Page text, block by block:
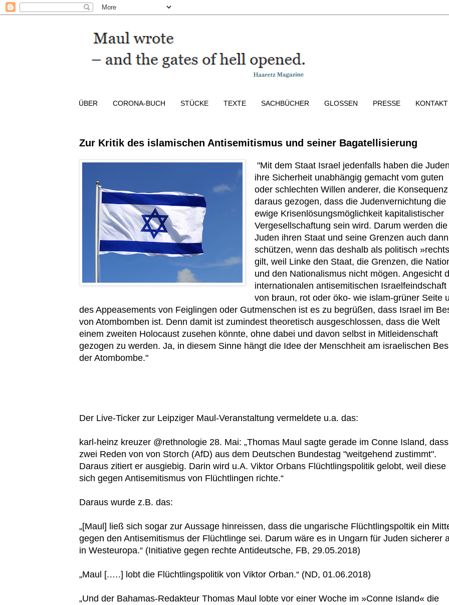
ÜBER CORONA-BUCH STÜCKE TEXTE SACHBÜCHER GLOSSEN PRESSE KONTAKT
Zur Kritik des islamischen Antisemitismus und seiner Bagatellisierung
"Mit dem Staat Israel jedenfalls haben die Juden
ihre Sicherheit unabhängig gemacht vom guten
oder schlechten Willen anderer, die Konsequenz
daraus gezogen, dass die Judenvernichtung die
ewige Krisenlösungsmöglichkeit kapitalistischer
Vergesellschaftung sein wird. Darum werden die
Juden ihren Staat und seine Grenzen auch dann
schützen, wenn das deshalb als politisch
gilt, weil Linke den Staat, die Grenzen, die
und den Nationalismus nicht mögen. Angesicht
internationalen antisemitischen Israelfeindschaft
von braun, rot oder öko- wie islam-grüner Seite
des Appeasements von Feiglingen oder Gutmenschen ist es zu begrüßen, dass Israel im
von Atombomben ist. Denn damit ist zumindest theoretisch ausgeschlossen, dass die Welt
einem zweiten Holocaust zusehen könnte, ohne dabei und davon selbst in Mitleidenschaft
gezogen zu werden. Ja, in diesem Sinne hängt die Idee der Menschheit am israelischen
der Atombombe."
Der Live-Ticker zur Leipziger Maul-Veranstaltung vermeldete u.a. das:
karl-heinz kreuzer‏ @rethnologie 28. Mai: „Thomas Maul sagte gerade im Conne Island, dass er
zwei Reden von von Storch (AfD) aus dem Deutschen Bundestag "weitgehend zustimmt".
Daraus zitiert er ausgiebig. Darin wird u.A. Viktor Orbans Flüchtlingspolitik gelobt, weil diese
sich gegen Antisemitismus von Flüchtlingen richte.“
Daraus wurde z.B. das:
„[Maul] ließ sich sogar zur Aussage hinreissen, dass die ungarische Flüchtlingspoltik ein
gegen den Antisemitismus der Flüchtlinge sei. Darum wäre es in Ungarn für Juden sicherer
in Westeuropa.“ (Initiative gegen rechte Antideutsche, FB, 29.05.2018)
„Maul [.….] lobt die Flüchtlingspolitik von Viktor Orban.“ (ND, 01.06.2018)
„Und der Bahamas-Redakteur Thomas Maul lobte vor einer Woche im »Conne Island« die